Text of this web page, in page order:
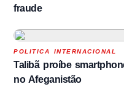
fraude
POLITICA INTERNACIONAL
Talibã proíbe
no Afeganistão